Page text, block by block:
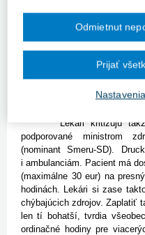
starostlivosti dnes
starostlivosti," uvádzajú v
(ZAP) a Slovenská
poskytovaní zdravotnej
Lekári kritizujú
podporované ministrom
(nominant Smeru-SD).
i ambulanciám. Pacient má
(maximálne 30 eur) na
hodinách. Lekári si zase
chýbajúcich zdrojov. Zaplatiť
len tí bohatší, tvrdia
ordinačné hodiny pre
Odmietnut
Prijať